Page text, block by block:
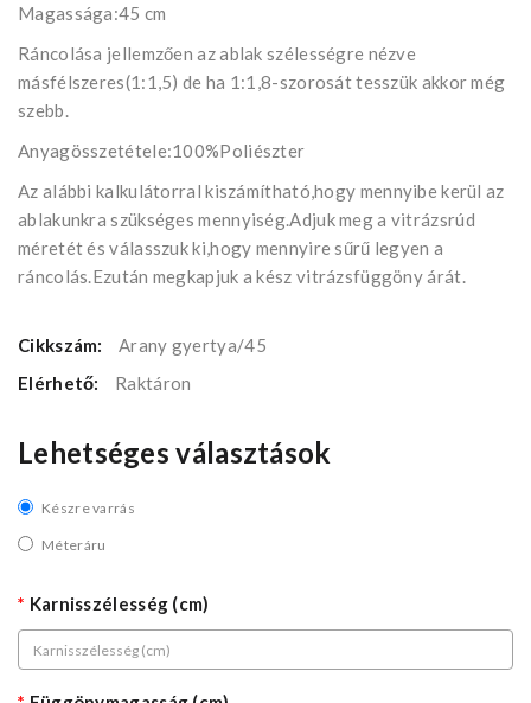
Magassága:45 cm
Ráncolása jellemzően az ablak szélességre nézve
másfélszeres(1:1,5) de ha 1:1,8-szorosát tesszük akkor még
szebb.
Anyagösszetétele:100%Poliészter
Az alábbi kalkulátorral kiszámítható,hogy mennyibe kerül az
ablakunkra szükséges mennyiség.Adjuk meg a vitrázsrúd
méretét és válasszuk ki,hogy mennyire sűrű legyen a
ráncolás.Ezután megkapjuk a kész vitrázsfüggöny árát.
Cikkszám:
Arany gyertya/45
Elérhető:
Raktáron
Lehetséges választások
Készre varrás
Méteráru
Karnisszélesség (cm)